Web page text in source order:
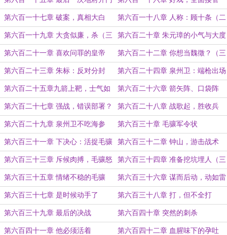
（二更） （三更）
第六百一十七章 破案，真相大白
（一更）
第六百一十八章 人称：顾十条（二
更）
第六百一十九章 大贪似廉，杀（三
更）
第六百二十章 朱元璋的小气与大度
（一更）
第六百二十一章 喜欢问罪的皇帝
（二更）
第六百二十二章 你想当魏徵？（三
更）
第六百二十三章 朱标：反对分封
（一更）
第六百二十四章 泉州卫：端枪出场
（二更）
第六百二十五章九箭上靶，士气如
虹（三更）
第六百二十六章 箭矢阵、口袋阵
（一更）
第六百二十七章 强战，错误部署？
（二更）
第六百二十八章 战歌起，胜收兵
（三更）
第六百二十九章 泉州卫不吃海参 第六百三十章 毛骧军令状
第六百三十一章 下决心：活捉毛骧 第六百三十二章 钟山，游击战术
（一更）
第六百三十三章 斥候肉搏，毛骧怒
（二更）
第六百三十四章 准备挖坑埋人（三
更）
第六百三十五章 情绪不稳的毛骧 第六百三十六章 谋而后动，动如雷
霆
第六百三十七章 是时候动手了 第六百三十八章 打，但不全打
第六百三十九章 最后的决战 第六百四十章 突然的刺杀
第六百四十一章 他必须活着 第六百四十二章 血腥味下的孕吐